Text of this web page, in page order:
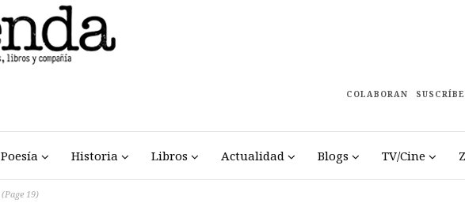
COLABORAN
Poesía Historia Libros Actualidad Blogs TV/Cine
(Page 19)